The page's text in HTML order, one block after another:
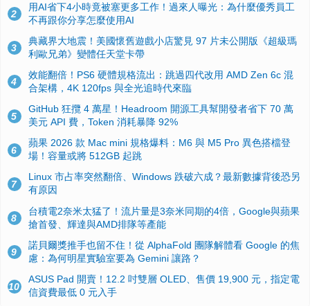
2
用AI省下4小時竟被塞更多工作！過來人曝光：為什麼優秀員工
不再跟你分享怎麼使用AI
3
典藏界大地震！美國懷舊遊戲小店驚見 97 片未公開版《超級瑪
利歐兄弟》變體任天堂卡帶
4
效能翻倍！PS6 硬體規格流出：跳過四代改用 AMD Zen 6c 混
合架構，4K 120fps 與全光追時代來臨
5
GitHub 狂攬 4 萬星！Headroom 開源工具幫開發者省下 70 萬
美元 API 費，Token 消耗暴降 92%
6
蘋果 2026 款 Mac mini 規格爆料：M6 與 M5 Pro 異色搭檔登
場！容量或將 512GB 起跳
7
Linux 市占率突然翻倍、Windows 跌破六成？最新數據背後恐另
有原因
8
台積電2奈米太猛了！流片量是3奈米同期的4倍，Google與蘋果
搶首發、輝達與AMD排隊等產能
9
諾貝爾獎推手也留不住！從 AlphaFold 團隊解體看 Google 的焦
慮：為何明星實驗室要為 Gemini 讓路？
10
ASUS Pad 開賣！12.2 吋雙層 OLED、售價 19,900 元，指定電
信資費最低 0 元入手